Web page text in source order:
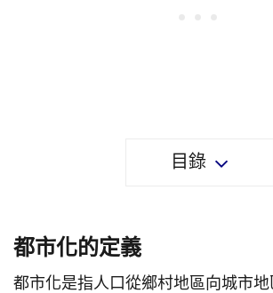
目錄
都市化的定義
都市化是指人口從鄉村地區向城市地